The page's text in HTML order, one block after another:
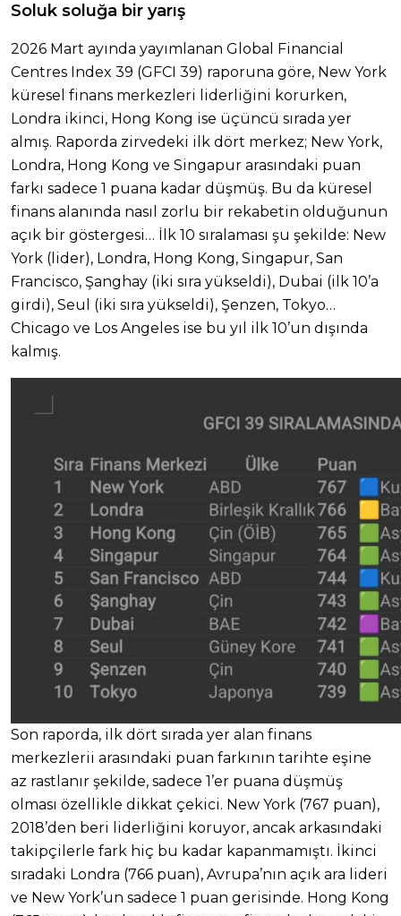
Soluk soluğa bir yarış
2026 Mart ayında yayımlanan Global Financial
Centres Index 39 (GFCI 39) raporuna göre, New York
küresel finans merkezleri liderliğini korurken,
Londra ikinci, Hong Kong ise üçüncü sırada yer
almış. Raporda zirvedeki ilk dört merkez; New York,
Londra, Hong Kong ve Singapur arasındaki puan
farkı sadece 1 puana kadar düşmüş. Bu da küresel
finans alanında nasıl zorlu bir rekabetin olduğunun
açık bir göstergesi… İlk 10 sıralaması şu şekilde: New
York (lider), Londra, Hong Kong, Singapur, San
Francisco, Şanghay (iki sıra yükseldi), Dubai (ilk 10’a
girdi), Seul (iki sıra yükseldi), Şenzen, Tokyo…
Chicago ve Los Angeles ise bu yıl ilk 10’un dışında
kalmış.
Son raporda, ilk dört sırada yer alan finans
merkezlerii arasındaki puan farkının tarihte eşine
az rastlanır şekilde, sadece 1’er puana düşmüş
olması özellikle dikkat çekici. New York (767 puan),
2018’den beri liderliğini koruyor, ancak arkasındaki
takipçilerle fark hiç bu kadar kapanmamıştı. İkinci
sıradaki Londra (766 puan), Avrupa’nın açık ara lideri
ve New York’un sadece 1 puan gerisinde. Hong Kong